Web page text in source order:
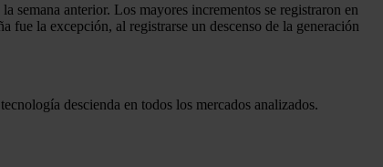
semana anterior. Los mayores incrementos se registraron en
la excepción, al registrarse un descenso de la generación
descienda en todos los mercados analizados.